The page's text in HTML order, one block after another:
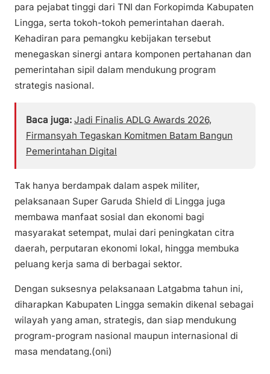
para pejabat tinggi dari TNI dan Forkopimda Kabupaten
Lingga, serta tokoh-tokoh pemerintahan daerah.
Kehadiran para pemangku kebijakan tersebut
menegaskan sinergi antara komponen pertahanan dan
pemerintahan sipil dalam mendukung program
strategis nasional.
Baca juga: Jadi Finalis ADLG Awards 2026,
Firmansyah Tegaskan Komitmen Batam Bangun
Pemerintahan Digital
Tak hanya berdampak dalam aspek militer,
pelaksanaan Super Garuda Shield di Lingga juga
membawa manfaat sosial dan ekonomi bagi
masyarakat setempat, mulai dari peningkatan citra
daerah, perputaran ekonomi lokal, hingga membuka
peluang kerja sama di berbagai sektor.
Dengan suksesnya pelaksanaan Latgabma tahun ini,
diharapkan Kabupaten Lingga semakin dikenal sebagai
wilayah yang aman, strategis, dan siap mendukung
program-program nasional maupun internasional di
masa mendatang.(oni)